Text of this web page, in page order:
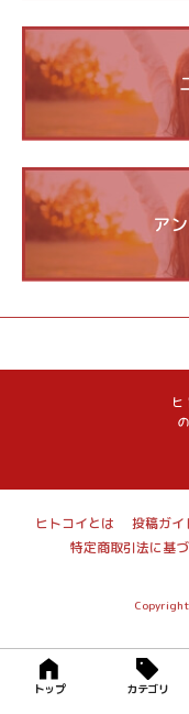
ア
トップ カテゴリ
ヒトコイとは 投稿ガイ
特定商取引法に基